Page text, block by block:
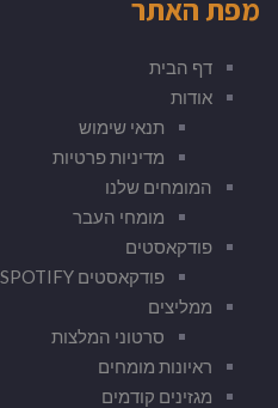
מפת האתר
דף הבית
אודות
תנאי שימוש
מדיניות פרטיות
המומחים שלנו
מומחי העבר
פודקאסטים
פודקאסטים SPOTIFY
ממליצים
סרטוני המלצות
ראיונות מומחים
מגזינים קודמים